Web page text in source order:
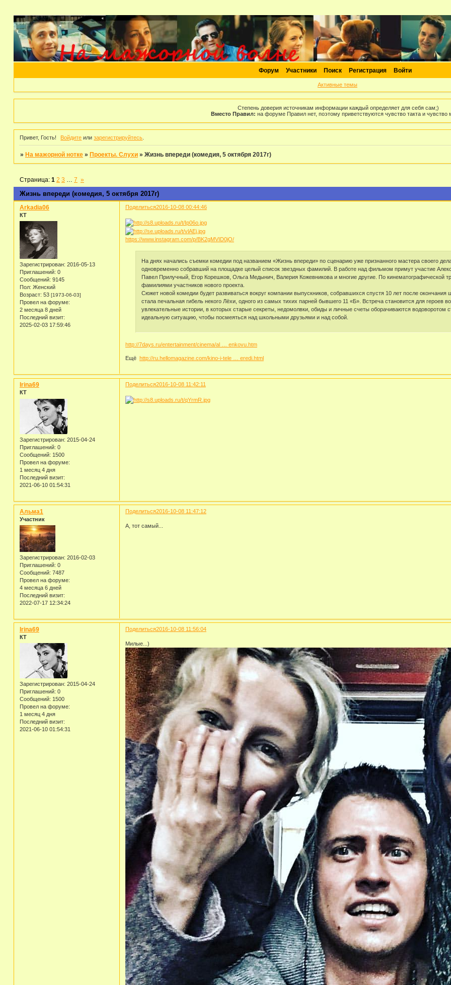
Форум Участники Поиск Регистрация Войти
Активные темы
Степень доверия источникам информации каждый определяет для себя сам;)
Вместо Правил: на форуме Правил нет, поэтому приветствуются чувство такта и чувство
Привет, Гость! Войдите илизарегистрируйтесь
» На мажорной нотке » Проекты. Слухи » Жизнь впереди (комедия, 5 октября 2017г)
Жизнь впереди (комедия, 5 октября 2017г)
Страница: 1 2 3 … 7 »
Поделиться2016-10-08 00:44:46
Arkadia06
КТ
Зарегистрирован: 2016-05-13
Приглашений: 0
Сообщений: 9145
Пол: Женский
Возраст: 53 [1973-06-03]
Провел на форуме:
2 месяца 8 дней
Последний визит:
2025-02-03 17:59:46
https://www.instagram.com/p/BK2gMVID0jO/
На днях начались съемки комедии под названием «Жизнь впереди» по сценарию уже признанного мастера своего
одновременно собравший на площадке целый список звездных фамилий. В работе над фильмом примут участие
Павел Прилучный, Егор Корешков, Ольга Медынич, Валерия Кожевникова и многие другие. По кинематографической
фамилиями участников нового проекта.
Сюжет новой комедии будет развиваться вокруг компании выпускников, собравшихся спустя 10 лет после
стала печальная гибель некого Лёхи, одного из самых тихих парней бывшего 11 «Б». Встреча становится для
увлекательные истории, в которых старые секреты, недомолвки, обиды и личные счеты оборачиваются водоворотом
идеальную ситуацию, чтобы посмеяться над школьными друзьями и над собой.
http://7days.ru/entertainment/cinema/al … enkovu.htm
Ещё http://ru.hellomagazine.com/kino-i-tele … eredi.html
Поделиться2016-10-08 11:42:11
Irina69
КТ
Зарегистрирован: 2015-04-24
Приглашений: 0
Сообщений: 1500
Провел на форуме:
1 месяц 4 дня
Последний визит:
2021-06-10 01:54:31
Поделиться2016-10-08 11:47:12
Альма1
Участник
Зарегистрирован: 2016-02-03
Приглашений: 0
Сообщений: 7487
Провел на форуме:
4 месяца 6 дней
Последний визит:
2022-07-17 12:34:24
А, тот самый...
Поделиться2016-10-08 11:56:04
Irina69
КТ
Зарегистрирован: 2015-04-24
Приглашений: 0
Сообщений: 1500
Провел на форуме:
1 месяц 4 дня
Последний визит:
2021-06-10 01:54:31
Милые...)